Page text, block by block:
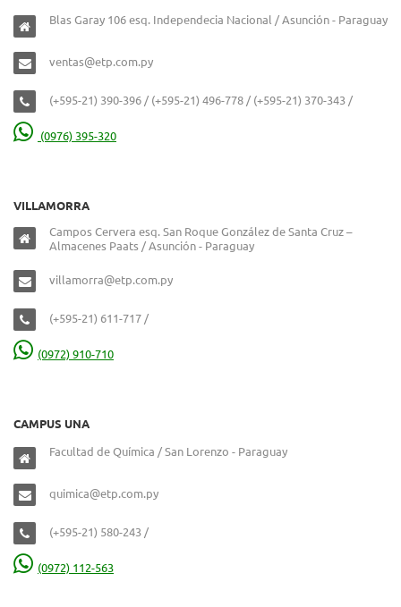
Blas Garay 106 esq. Independecia Nacional / Asunción - Paraguay
ventas@etp.com.py
(+595-21) 390-396 / (+595-21) 496-778 / (+595-21) 370-343 /
(0976) 395-320
VILLAMORRA
Campos Cervera esq. San Roque González de Santa Cruz –
Almacenes Paats / Asunción - Paraguay
villamorra@etp.com.py
(+595-21) 611-717 /
(0972) 910-710
CAMPUS UNA
Facultad de Química / San Lorenzo - Paraguay
quimica@etp.com.py
(+595-21) 580-243 /
(0972) 112-563